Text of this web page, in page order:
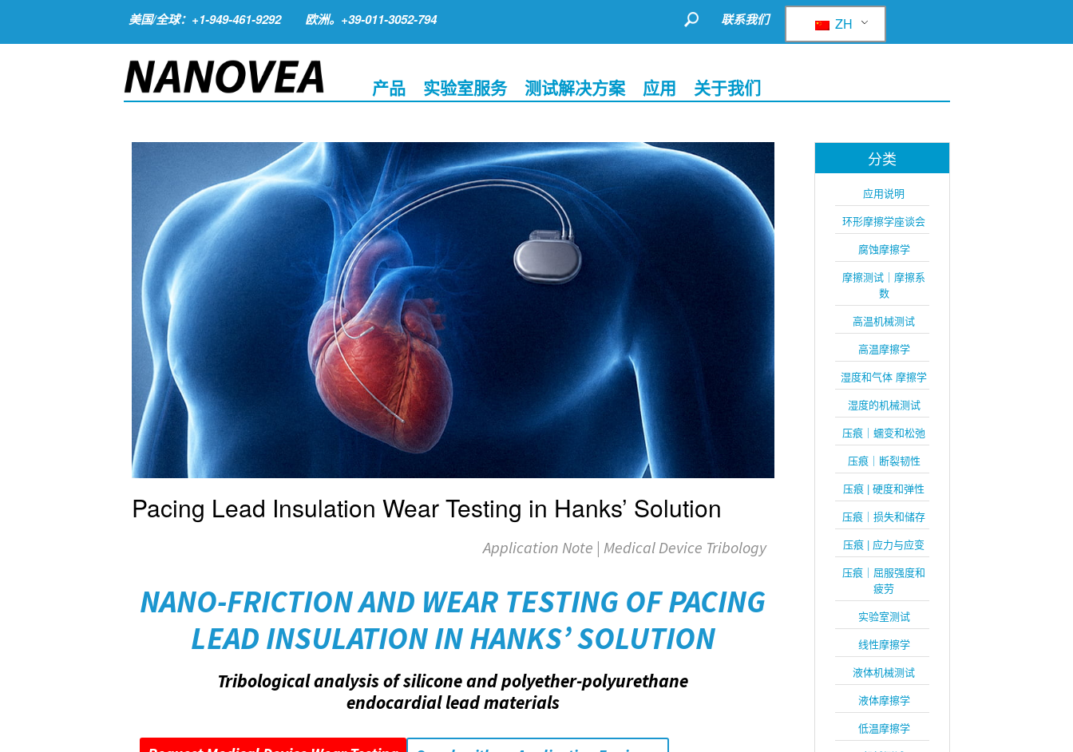
美国/全球：+1-949-461-9292 欧洲。+39-011-3052-794 ZH
联系我们
产品 实验室服务 测试解决方案 应用 关于我们
Pacing Lead Insulation Wear Testing in Hanks’ Solution
Application Note | Medical Device Tribology
NANO-FRICTION AND WEAR TESTING OF PACING
LEAD INSULATION IN HANKS’ SOLUTION
Tribological analysis of silicone and polyether-polyurethane
endocardial lead materials
分类
应用说明
环形摩擦学座谈会
腐蚀摩擦学
摩擦测试｜摩擦系
数
高温机械测试
高温摩擦学
湿度和气体 摩擦学
湿度的机械测试
压痕｜蠕变和松弛
压痕｜断裂韧性
压痕 | 硬度和弹性
压痕｜损失和储存
压痕 | 应力与应变
压痕｜屈服强度和
疲劳
实验室测试
线性摩擦学
液体机械测试
液体摩擦学
低温摩擦学